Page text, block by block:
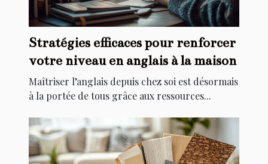
Stratégies efficaces pour renforcer
votre niveau en anglais à la maison
Maîtriser l’anglais depuis chez soi est désormais
à la portée de tous grâce aux ressources...